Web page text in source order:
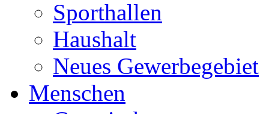
Sporthallen
Haushalt
Neues Gewerbegebiet
Menschen